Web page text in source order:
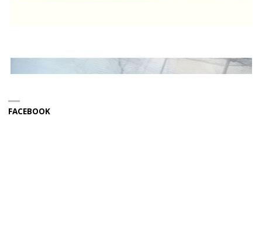
FACEBOOK